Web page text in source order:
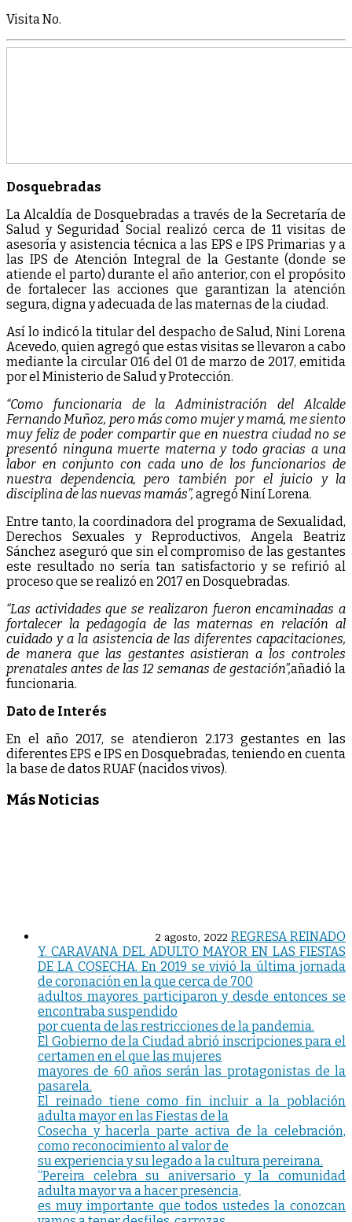
Visita No.
Dosquebradas
La Alcaldía de Dosquebradas a través de la Secretaría de
Salud y Seguridad Social realizó cerca de 11 visitas de
asesoría y asistencia técnica a las EPS e IPS Primarias y a
las IPS de Atención Integral de la Gestante (donde se
atiende el parto) durante el año anterior, con el propósito
de fortalecer las acciones que garantizan la atención
segura, digna y adecuada de las maternas de la ciudad.
Así lo indicó la titular del despacho de Salud, Nini Lorena
Acevedo, quien agregó que estas visitas se llevaron a cabo
mediante la circular 016 del 01 de marzo de 2017, emitida
por el Ministerio de Salud y Protección.
“Como funcionaria de la Administración del Alcalde
Fernando Muñoz, pero más como mujer y mamá, me siento
muy feliz de poder compartir que en nuestra ciudad no se
presentó ninguna muerte materna y todo gracias a una
labor en conjunto con cada uno de los funcionarios de
nuestra dependencia, pero también por el juicio y la
disciplina de las nuevas mamás”, agregó Niní Lorena.
Entre tanto, la coordinadora del programa de Sexualidad,
Derechos Sexuales y Reproductivos, Angela Beatriz
Sánchez aseguró que sin el compromiso de las gestantes
este resultado no sería tan satisfactorio y se refirió al
proceso que se realizó en 2017 en Dosquebradas.
“Las actividades que se realizaron fueron encaminadas a
fortalecer la pedagogía de las maternas en relación al
cuidado y a la asistencia de las diferentes capacitaciones,
de manera que las gestantes asistieran a los controles
prenatales antes de las 12 semanas de gestación”,añadió la
funcionaria.
Dato de Interés
En el año 2017, se atendieron 2.173 gestantes en las
diferentes EPS e IPS en Dosquebradas, teniendo en cuenta
la base de datos RUAF (nacidos vivos).
Más Noticias
2 agosto, 2022 REGRESA REINADO
Y. CARAVANA DEL ADULTO MAYOR EN LAS FIESTAS
DE LA COSECHA. En 2019 se vivió la última jornada
de coronación en la que cerca de 700
adultos mayores participaron y desde entonces se
encontraba suspendido
por cuenta de las restricciones de la pandemia.
El Gobierno de la Ciudad abrió inscripciones para el
certamen en el que las mujeres
mayores de 60 años serán las protagonistas de la
pasarela.
El reinado tiene como fin incluir a la población
adulta mayor en las Fiestas de la
Cosecha y hacerla parte activa de la celebración,
como reconocimiento al valor de
su experiencia y su legado a la cultura pereirana.
“Pereira celebra su aniversario y la comunidad
adulta mayor va a hacer presencia,
es muy importante que todos ustedes la conozcan